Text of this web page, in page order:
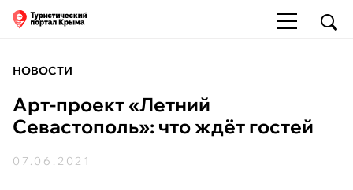
НОВОСТИ
Арт-проект «Летний
Севастополь»: что ждёт гостей
07.06.2021